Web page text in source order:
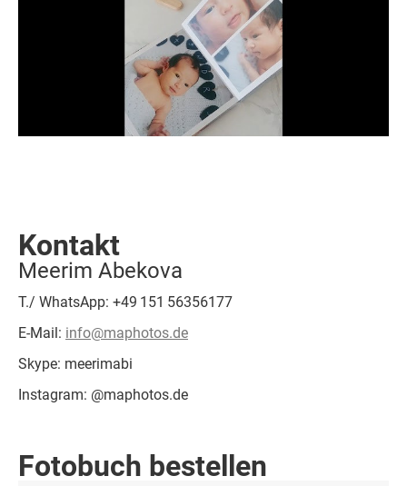
Kontakt
Meerim Abekova
T./ WhatsApp: +49 151 56356177
E-Mail: info@maphotos.de
Skype: meerimabi
Instagram: @maphotos.de
Fotobuch bestellen